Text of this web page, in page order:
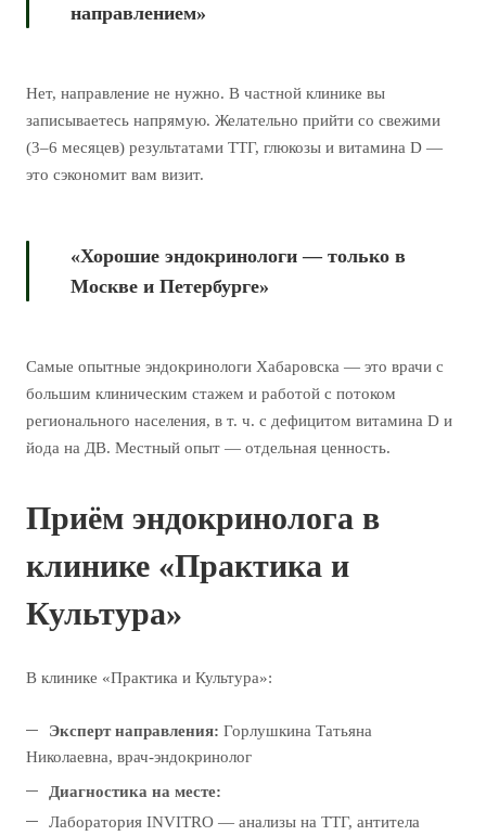
направлением»
Нет, направление не нужно. В частной клинике вы
записываетесь напрямую. Желательно прийти со свежими
(3–6 месяцев) результатами ТТГ, глюкозы и витамина D —
это сэкономит вам визит.
«Хорошие эндокринологи — только в
Москве и Петербурге»
Самые опытные эндокринологи Хабаровска — это врачи с
большим клиническим стажем и работой с потоком
регионального населения, в т. ч. с дефицитом витамина D и
йода на ДВ. Местный опыт — отдельная ценность.
Приём эндокринолога в
клинике «Практика и
Культура»
В клинике «Практика и Культура»:
Эксперт направления: Горлушкина Татьяна
Николаевна, врач-эндокринолог
Диагностика на месте:
Лаборатория INVITRO — анализы на ТТГ, антитела